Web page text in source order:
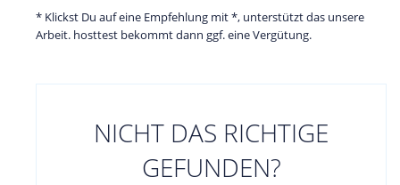
* Klickst Du auf eine Empfehlung mit *, unterstützt das unsere
Arbeit. hosttest bekommt dann ggf. eine Vergütung.
NICHT DAS RICHTIGE
GEFUNDEN?